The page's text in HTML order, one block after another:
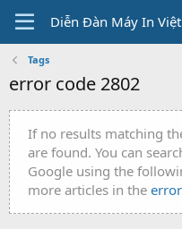
Diễn Đàn Máy In
Tags
error code 2802
If no results matching
are found. You can
Google using the
more articles in the